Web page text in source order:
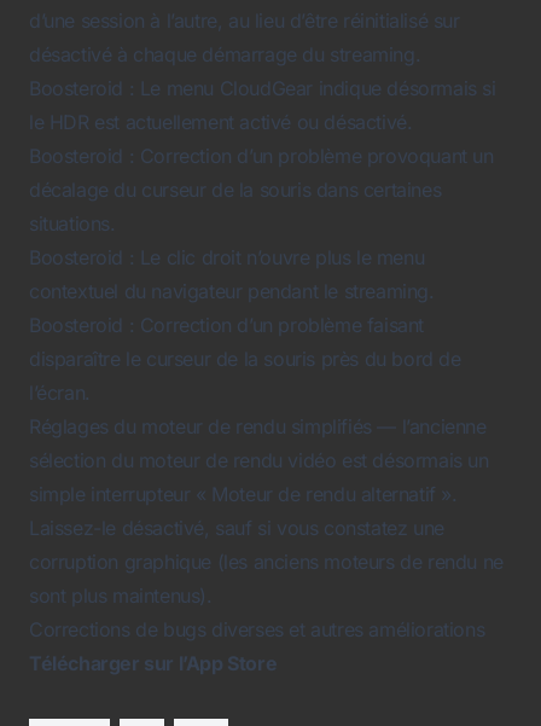
d’une session à l’autre, au lieu d’être réinitialisé sur
désactivé à chaque démarrage du streaming.
Boosteroid : Le menu CloudGear indique désormais si
le HDR est actuellement activé ou désactivé.
Boosteroid : Correction d’un problème provoquant un
décalage du curseur de la souris dans certaines
situations.
Boosteroid : Le clic droit n’ouvre plus le menu
contextuel du navigateur pendant le streaming.
Boosteroid : Correction d’un problème faisant
disparaître le curseur de la souris près du bord de
l’écran.
Réglages du moteur de rendu simplifiés — l’ancienne
sélection du moteur de rendu vidéo est désormais un
simple interrupteur « Moteur de rendu alternatif ».
Laissez-le désactivé, sauf si vous constatez une
corruption graphique (les anciens moteurs de rendu ne
sont plus maintenus).
Corrections de bugs diverses et autres améliorations
Télécharger sur l’App Store